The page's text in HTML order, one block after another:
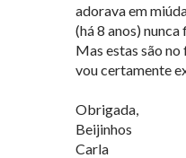
adorava em
(há 8 anos)
Mas estas são
vou certamente
Obrigada,
Beijinhos
Carla